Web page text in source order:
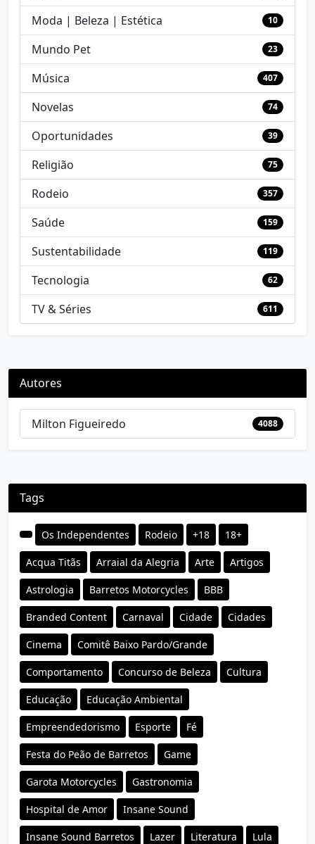
Moda | Beleza | Estética 10
Mundo Pet 23
Música 407
Novelas 74
Oportunidades 39
Religião 75
Rodeio 357
Saúde 159
Sustentabilidade 119
Tecnologia 62
TV & Séries 611
Autores
Milton Figueiredo 4088
Tags
Os Independentes Rodeio +18 18+
Acqua Titãs Arraial da Alegria Arte Artigos
Astrologia Barretos Motorcycles BBB
Branded Content Carnaval Cidade Cidades
Cinema Comitê Baixo Pardo/Grande
Comportamento Concurso de Beleza Cultura
Educação Educação Ambiental
Empreendedorismo Esporte Fé
Festa do Peão de Barretos Game
Garota Motorcycles Gastronomia
Hospital de Amor Insane Sound
Insane Sound Barretos Lazer Literatura Lula